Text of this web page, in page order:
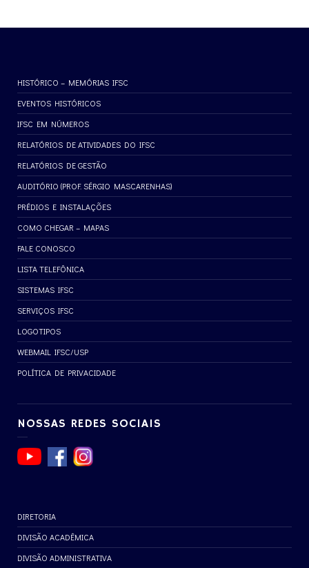
HISTÓRICO – MEMÓRIAS IFSC
EVENTOS HISTÓRICOS
IFSC EM NÚMEROS
RELATÓRIOS DE ATIVIDADES DO IFSC
RELATÓRIOS DE GESTÃO
AUDITÓRIO (PROF. SÉRGIO MASCARENHAS)
PRÉDIOS E INSTALAÇÕES
COMO CHEGAR – MAPAS
FALE CONOSCO
LISTA TELEFÔNICA
SISTEMAS IFSC
SERVIÇOS IFSC
LOGOTIPOS
WEBMAIL IFSC/USP
POLÍTICA DE PRIVACIDADE
NOSSAS REDES SOCIAIS
DIRETORIA
DIVISÃO ACADÊMICA
DIVISÃO ADMINISTRATIVA